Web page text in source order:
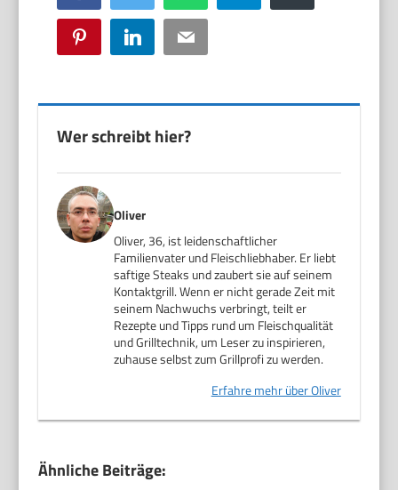
Pinterest LinkedIn Email
Wer schreibt hier?
Oliver
Oliver, 36, ist leidenschaftlicher
Familienvater und Fleischliebhaber. Er liebt
saftige Steaks und zaubert sie auf seinem
Kontaktgrill. Wenn er nicht gerade Zeit mit
seinem Nachwuchs verbringt, teilt er
Rezepte und Tipps rund um Fleischqualität
und Grilltechnik, um Leser zu inspirieren,
zuhause selbst zum Grillprofi zu werden.
Erfahre mehr über Oliver
Ähnliche Beiträge: